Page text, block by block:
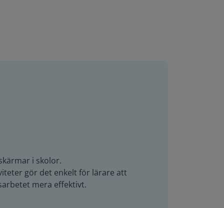
i skolor.
gör det enkelt för lärare att
mera effektivt.